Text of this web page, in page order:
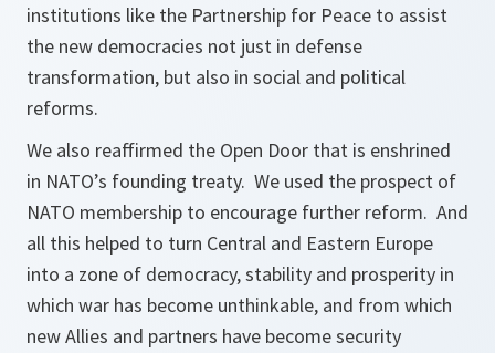
institutions like the Partnership for Peace to assist
the new democracies not just in defense
transformation, but also in social and political
reforms.
We also reaffirmed the Open Door that is enshrined
in NATO’s founding treaty. We used the prospect of
NATO membership to encourage further reform. And
all this helped to turn Central and Eastern Europe
into a zone of democracy, stability and prosperity in
which war has become unthinkable, and from which
new Allies and partners have become security